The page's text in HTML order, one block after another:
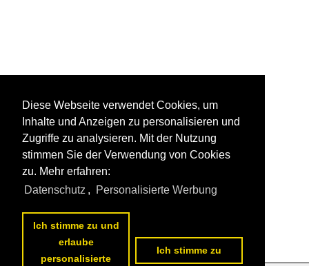
Diese Webseite verwendet Cookies, um
Inhalte und Anzeigen zu personalisieren und
Zugriffe zu analysieren. Mit der Nutzung
stimmen Sie der Verwendung von Cookies
zu. Mehr erfahren:
Datenschutz , Personalisierte Werbung
Ich stimme zu und
erlaube
personalisierte
Ich stimme zu